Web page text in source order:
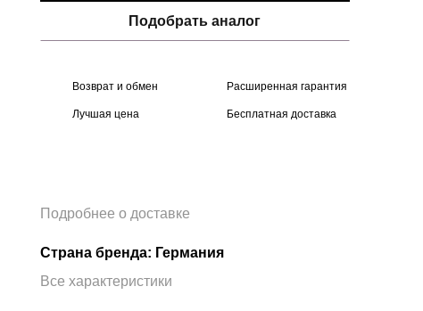
Подобрать аналог
Возврат и обмен Расширенная гарантия
Лучшая цена Бесплатная доставка
Подробнее о доставке
Страна бренда: Германия
Все характеристики